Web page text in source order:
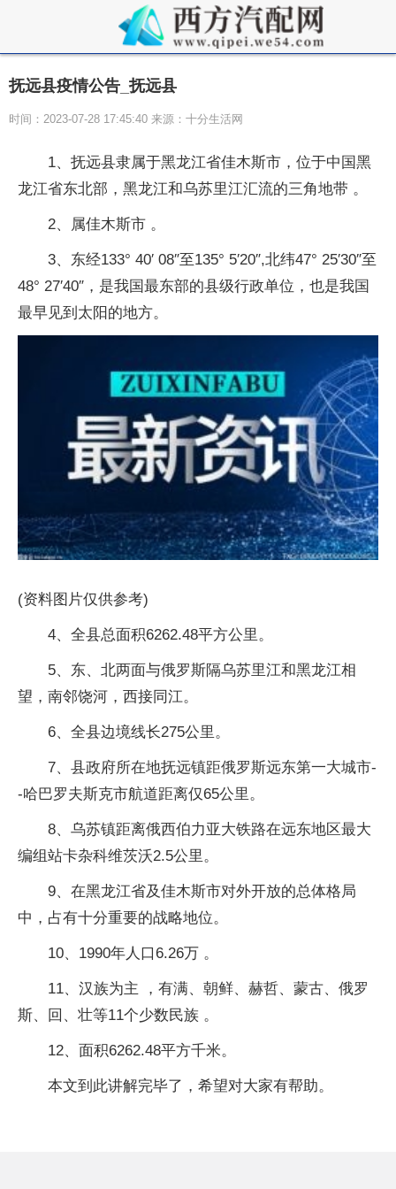
抚远县疫情公告_抚远县
时间：2023-07-28 17:45:40 来源：十分生活网
1、抚远县隶属于黑龙江省佳木斯市，位于中国黑
龙江省东北部，黑龙江和乌苏里江汇流的三角地带 。
2、属佳木斯市 。
3、东经133° 40′ 08″至135° 5′20″,北纬47° 25′30″至
48° 27′40″，是我国最东部的县级行政单位，也是我国
最早见到太阳的地方。
(资料图片仅供参考)
4、全县总面积6262.48平方公里。
5、东、北两面与俄罗斯隔乌苏里江和黑龙江相
望，南邻饶河，西接同江。
6、全县边境线长275公里。
7、县政府所在地抚远镇距俄罗斯远东第一大城市-
-哈巴罗夫斯克市航道距离仅65公里。
8、乌苏镇距离俄西伯力亚大铁路在远东地区最大
编组站卡杂科维茨沃2.5公里。
9、在黑龙江省及佳木斯市对外开放的总体格局
中，占有十分重要的战略地位。
10、1990年人口6.26万 。
11、汉族为主 ，有满、朝鲜、赫哲、蒙古、俄罗
斯、回、壮等11个少数民族 。
12、面积6262.48平方千米。
本文到此讲解完毕了，希望对大家有帮助。